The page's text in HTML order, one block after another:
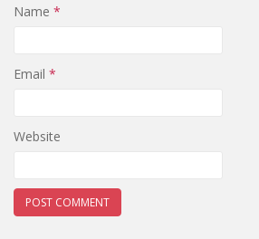
Name *
Email *
Website